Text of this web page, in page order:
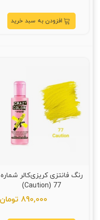
افزودن به سبد خرید
رنگ فانتزی کریزی‌کالر شماره
77 (Caution)
890,000 تومان